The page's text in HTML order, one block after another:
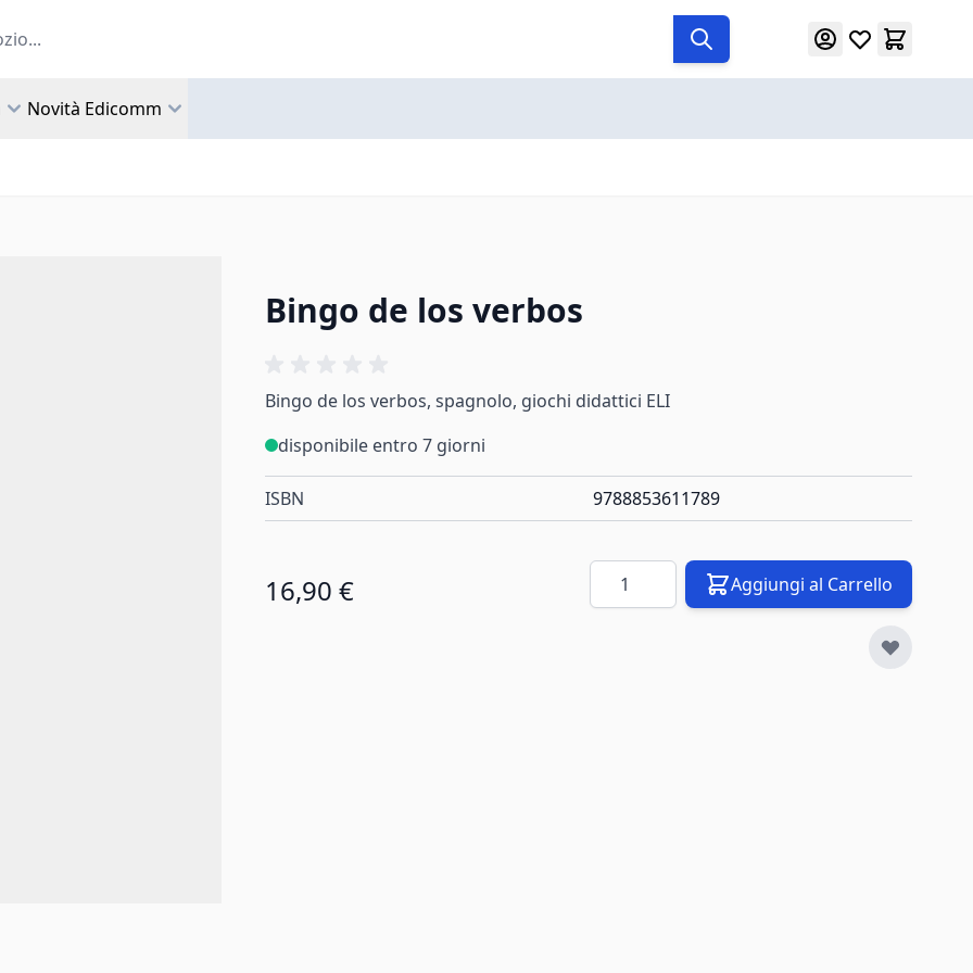
Novità Edicomm
Bingo de los verbos
Bingo de los verbos, spagnolo, giochi didattici ELI
disponibile entro 7 giorni
ISBN 9788853611789
16,90 € Quantità Aggiungi al Carrello